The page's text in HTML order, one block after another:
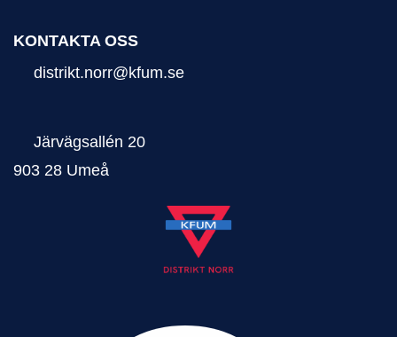
KONTAKTA OSS
distrikt.norr@kfum.se
Järvägsallén 20
903 28 Umeå